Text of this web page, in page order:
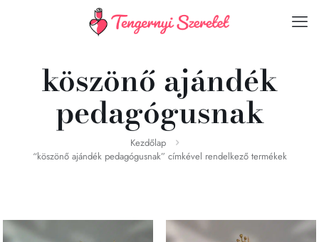
köszönő ajándék
pedagógusnak
Kezdőlap
“köszönő ajándék pedagógusnak” címkével rendelkező termékek